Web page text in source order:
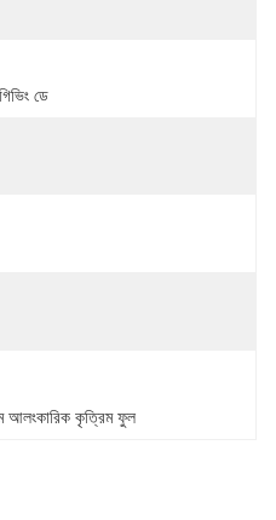
ডে
আলংকারিক কৃত্রিম ফুল